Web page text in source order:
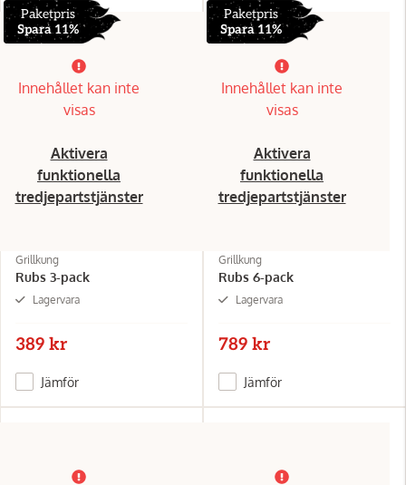
Paketpris
Spara 11%
Innehållet kan inte
visas
Aktivera
funktionella
tredjepartstjänster
Grillkung
Rubs 3-pack
Lagervara
389 kr
Jämför
Paketpris
Spara 11%
Innehållet kan inte
visas
Aktivera
funktionella
tredjepartstjänster
Grillkung
Rubs 6-pack
Lagervara
789 kr
Jämför